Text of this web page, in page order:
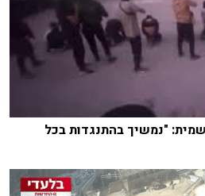
"נמשיך בהתנגדות בכל